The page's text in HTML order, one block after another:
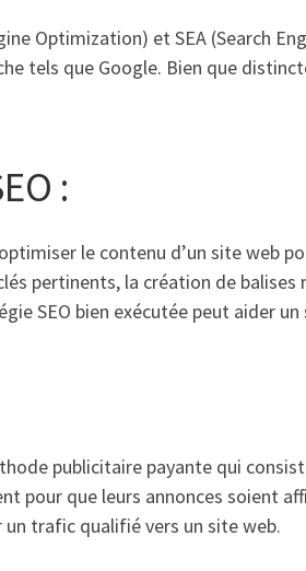
Optimization) et SEA (Search
tels que Google. Bien que
:
le contenu d’un site web
pertinents, la création de
SEO bien exécutée peut aider
publicitaire payante qui
pour que leurs annonces soient
trafic qualifié vers un site web.